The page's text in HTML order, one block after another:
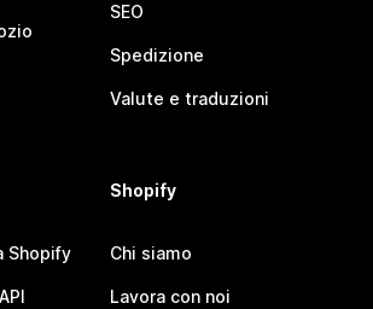
SEO
Spedizione
Valute e traduzioni
Shopify
Shopify
Chi siamo
Lavora con noi